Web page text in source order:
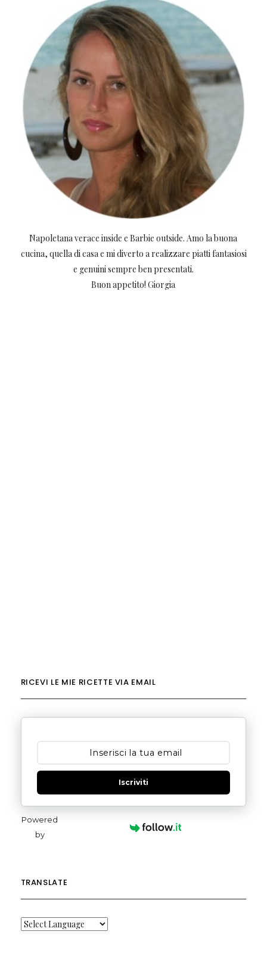
Napoletana verace inside e Barbie outside. Amo la buona
cucina, quella di casa e mi diverto a realizzare piatti fantasiosi
e genuini sempre ben presentati.
Buon appetito! Giorgia
RICEVI LE MIE RICETTE VIA EMAIL
Iscriviti
Powered
by
TRANSLATE